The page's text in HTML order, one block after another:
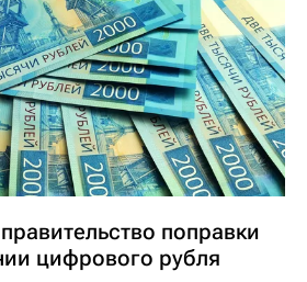
поправки
цифрового рубля